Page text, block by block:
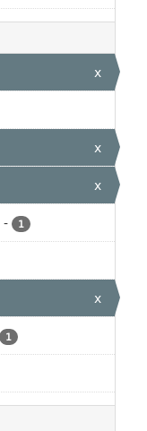
x
x
x
- 1
x
1